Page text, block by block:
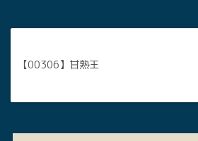
【00306】甘熟王